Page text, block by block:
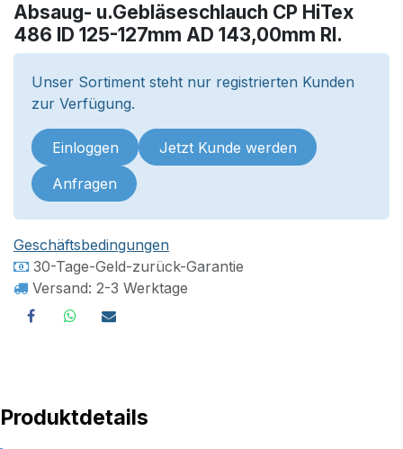
Absaug- u.Gebläseschlauch CP HiTex
486 ID 125-127mm AD 143,00mm Rl.
Unser Sortiment steht nur registrierten Kunden
zur Verfügung.
Einloggen Jetzt Kunde werden
Anfragen
Geschäftsbedingungen
30-Tage-Geld-zurück-Garantie
Versand: 2-3 Werktage
Produktdetails